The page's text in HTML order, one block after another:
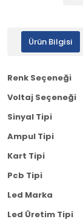
Ürün Bilgisi
Renk Seçeneği
Voltaj Seçeneği
Sinyal Tipi
Ampul Tipi
Kart Tipi
Pcb Tipi
Led Marka
Led Üretim Tipi